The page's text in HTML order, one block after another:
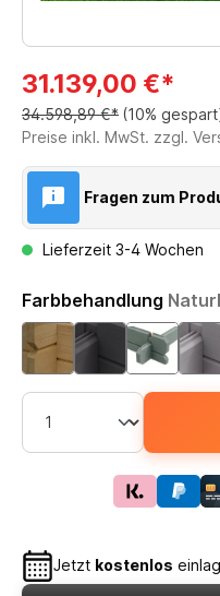
31.139,00 €*
34.598,89 €* (10%
Preise inkl. MwSt. zzgl.
Fragen zum
Lieferzeit 3-4 Wochen
Farbbehandlung
Jetzt kostenlos